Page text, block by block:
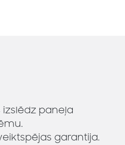
izslēdz paneļa
garantija.